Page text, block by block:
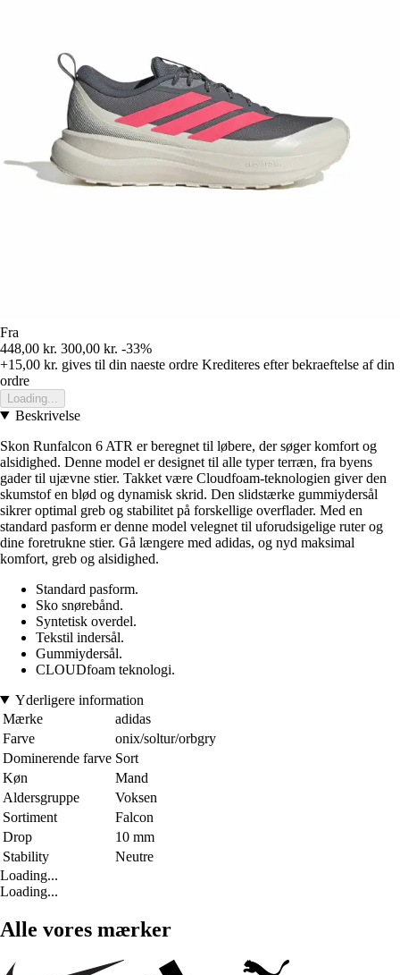
Fra
448,00 kr. 300,00 kr. -33%
+15,00 kr. gives til din naeste ordre Krediteres efter bekraeftelse af din
ordre
Loading...
Beskrivelse
Skon Runfalcon 6 ATR er beregnet til løbere, der søger komfort og
alsidighed. Denne model er designet til alle typer terræn, fra byens
gader til ujævne stier. Takket være Cloudfoam-teknologien giver den
skumstof en blød og dynamisk skrid. Den slidstærke gummiydersål
sikrer optimal greb og stabilitet på forskellige overflader. Med en
standard pasform er denne model velegnet til uforudsigelige ruter og
dine foretrukne stier. Gå længere med adidas, og nyd maksimal
komfort, greb og alsidighed.
Standard pasform.
Sko snørebånd.
Syntetisk overdel.
Tekstil indersål.
Gummiydersål.
CLOUDfoam teknologi.
Yderligere information
Mærke
adidas
Farve
onix/soltur/orbgry
Dominerende farve Sort
Køn
Mand
Aldersgruppe
Voksen
Sortiment
Falcon
Drop
10 mm
Stability
Neutre
Loading...
Loading...
Alle vores mærker